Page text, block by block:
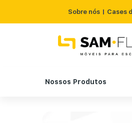
Sobre nós Cases
Nossos Produtos